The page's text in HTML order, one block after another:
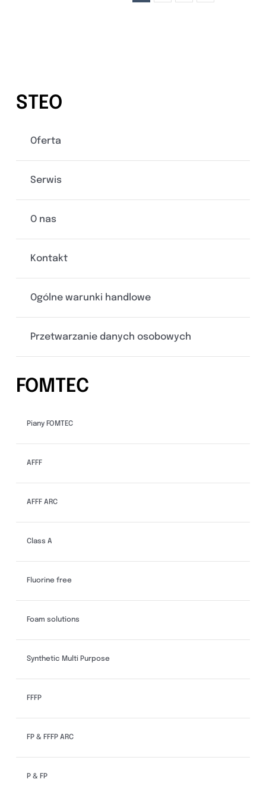
STEO
Oferta
Serwis
O nas
Kontakt
Ogólne warunki handlowe
Przetwarzanie danych osobowych
FOMTEC
Piany FOMTEC
AFFF
AFFF ARC
Class A
Fluorine free
Foam solutions
Synthetic Multi Purpose
FFFP
FP & FFFP ARC
P & FP